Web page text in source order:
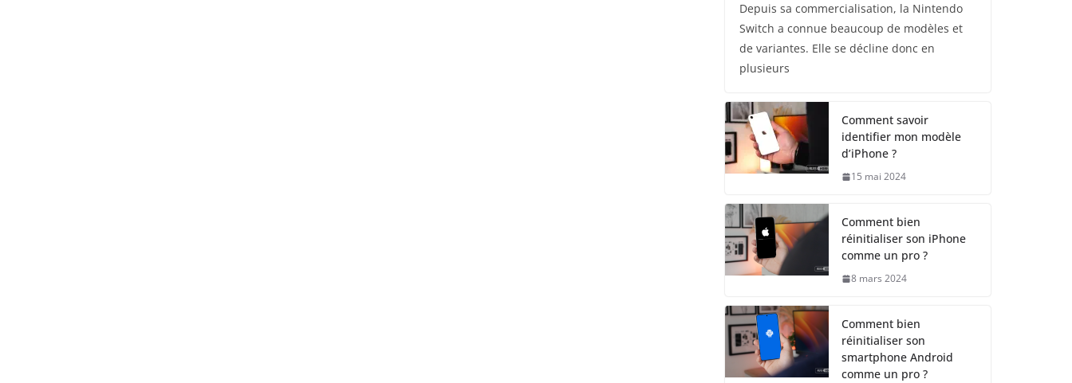
Depuis sa commercialisation, la Nintendo
Switch a connue beaucoup de modèles et
de variantes. Elle se décline donc en
plusieurs
Comment savoir
identifier mon modèle
d’iPhone ?
15 mai 2024
Comment bien
réinitialiser son iPhone
comme un pro ?
8 mars 2024
Comment bien
réinitialiser son
smartphone Android
comme un pro ?